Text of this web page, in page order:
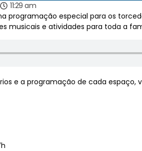
11:29 am
programação especial para os
musicais e atividades para toda a
e a programação de cada espaço,